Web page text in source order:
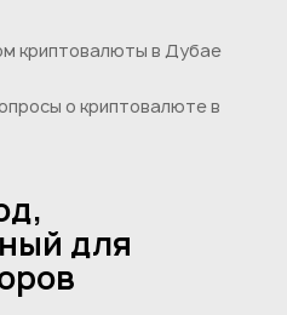
криптовалюты в Дубае
о криптовалюте в
для